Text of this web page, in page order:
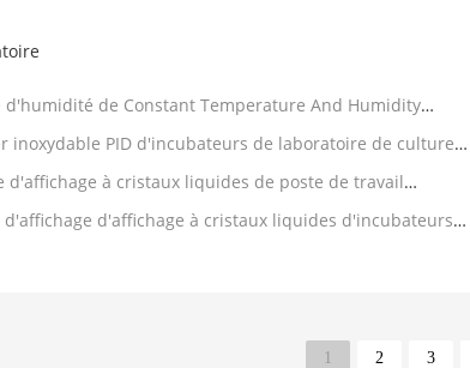
d'humidité de Constant Temperature And Humidity
inoxydable PID d'incubateurs de laboratoire de culture
de CO2
d'affichage à cristaux liquides de poste de travail
de microbes de HYQX-I
d'affichage d'affichage à cristaux liquides d'incubateurs
1 2 3